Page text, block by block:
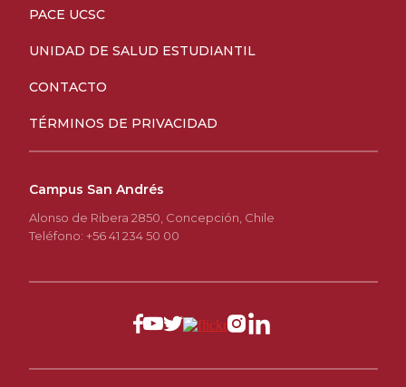
PACE UCSC
UNIDAD DE SALUD ESTUDIANTIL
CONTACTO
TÉRMINOS DE PRIVACIDAD
Campus San Andrés
Alonso de Ribera 2850, Concepción, Chile
Teléfono: +56 41 234 50 00